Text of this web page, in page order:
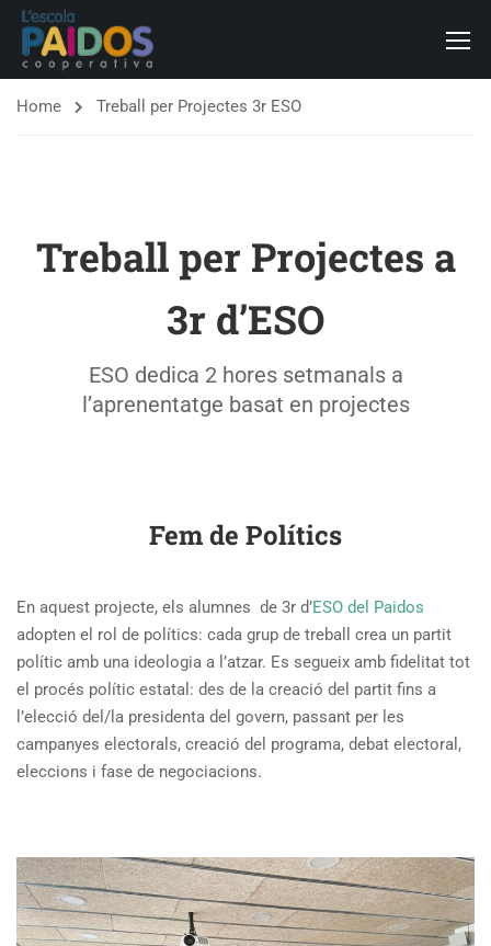
Home Treball per Projectes 3r ESO
Treball per Projectes a
3r d’ESO
ESO dedica 2 hores setmanals a
l’aprenentatge basat en projectes
Fem de Polítics
En aquest projecte, els alumnes de 3r d’ESO del Paidos
adopten el rol de polítics: cada grup de treball crea un partit
polític amb una ideologia a l’atzar. Es segueix amb fidelitat tot
el procés polític estatal: des de la creació del partit fins a
l’elecció del/la presidenta del govern, passant per les
campanyes electorals, creació del programa, debat electoral,
eleccions i fase de negociacions.